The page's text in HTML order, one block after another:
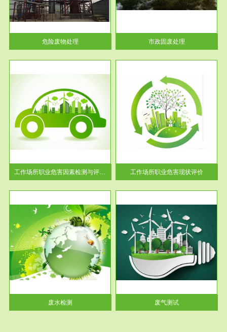
危险废物处理
蔚蓝生态环境科技所从事的市政
废物处理业务包括市政废物的处
理处...
市政固废处理
工作场所职业危害因素检测与评价...
服务范围
工作场所职业危害现状评价
【现状评价意义】：具体因素---
-通过质谱分析等多种手段明确
工作场...
工作场所职业危害现状评价
废水检测
服务范围
废气测试
检测范围工业废气检测包括有机
废气和无机废气。有机废气主要
包括...
废气测试